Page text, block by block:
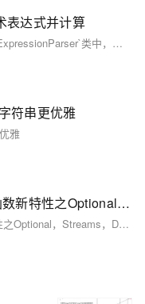
表达式并计算
具体的实现逻辑需要填写在 `Tokenizer`和 `ExpressionParser`类中，这里只提供了大概的框架。在实际实现时 `Tokenizer`应该提供分词逻辑，把输入的字符串转换成Token序列。而 `ExpressionParser`应当通过递归下降的方式依次解析
符串更优雅
雅
【Java新特性学习 四】JDK8: 库函数新特性之Optional，Streams，Date/Time API(JSR 310)，Base64，并行数组
【Java新特性学习 四】JDK8: 库函数新特性之Optional，Streams，Date/Time API(JSR 310)，Base64，并行数组